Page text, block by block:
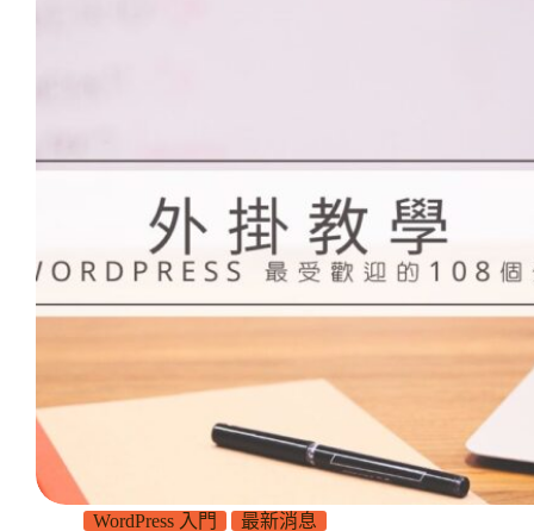
WordPress 入門 最新消息